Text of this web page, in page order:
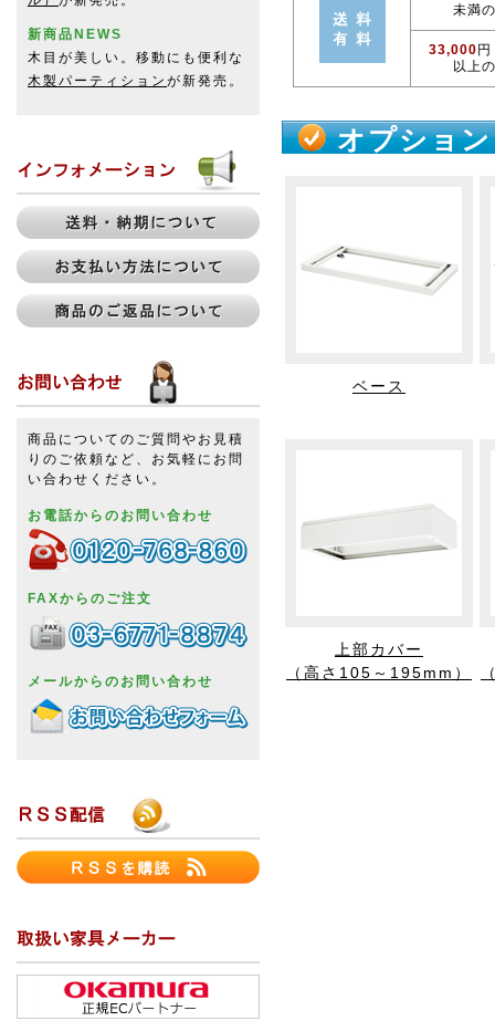
新商品NEWS
木目が美しい。移動にも便利な
木製パーティション が新発売。
商品についてのご質問やお見積
りのご依頼など、お気軽にお問
い合わせください。
お電話からのお問い合わせ
FAXからのご注文
メールからのお問い合わせ
未満
33,000
以上
オプショ
ベース
上部カバー
（高さ105～195mm）